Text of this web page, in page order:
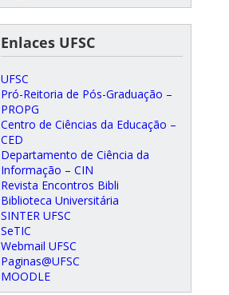
Enlaces UFSC
UFSC
Pró-Reitoria de Pós-Graduação –
PROPG
Centro de Ciências da Educação –
CED
Departamento de Ciência da
Informação – CIN
Revista Encontros Bibli
Biblioteca Universitária
SINTER UFSC
SeTIC
Webmail UFSC
Paginas@UFSC
MOODLE